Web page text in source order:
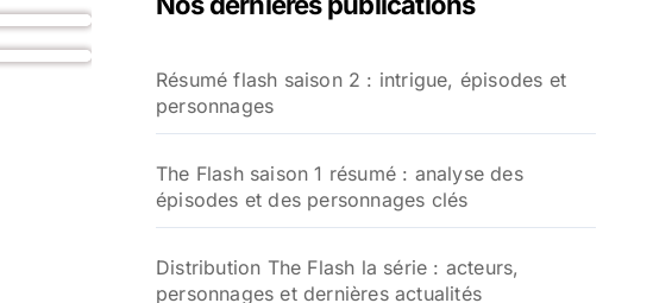
e
r
Résumé flash saison 2 : intrigue, épisodes et
personnages
The Flash saison 1 résumé : analyse des
épisodes et des personnages clés
Distribution The Flash la série : acteurs,
personnages et dernières actualités